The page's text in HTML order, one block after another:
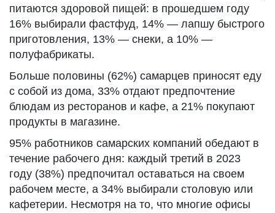
питаются здоровой пищей: в прошедшем году
16% выбирали фастфуд, 14% — лапшу быстрого
приготовления, 13% — снеки, а 10% —
полуфабрикаты.
Больше половины (62%) самарцев приносят еду
с собой из дома, 33% отдают предпочтение
блюдам из ресторанов и кафе, а 21% покупают
продукты в магазине.
95% работников самарских компаний обедают в
течение рабочего дня: каждый третий в 2023
году (38%) предпочитал оставаться на своем
рабочем месте, а 34% выбирали столовую или
кафетерии. Несмотря на то, что многие офисы